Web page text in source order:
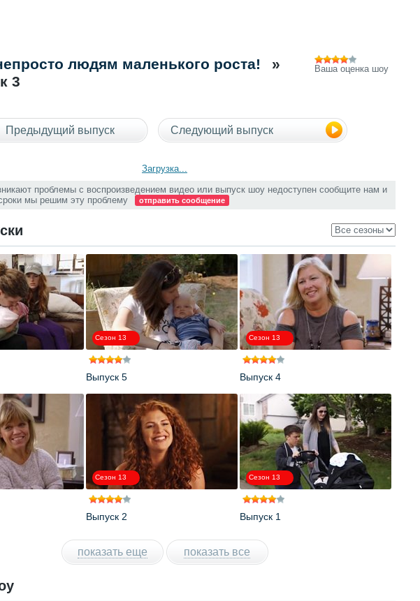
людям маленького роста!
»
3
Ваша оценка шоу
Предыдущий выпуск Следующий выпуск
Загрузка...
проблемы с воспроизведением видео или выпуск шоу недоступен сообщите нам и
мы решим эту проблему
отправить сообщение
Сезон 13
Выпуск 5
Сезон 13
Выпуск 4
Сезон 13
Выпуск 2
Сезон 13
Выпуск 1
показать еще показать все